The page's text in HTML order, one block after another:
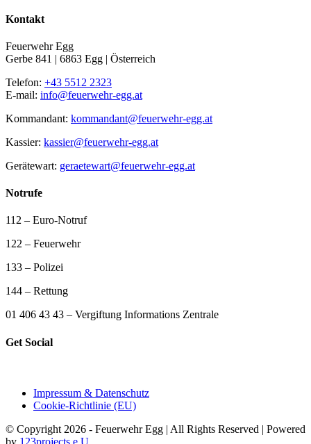
Kontakt
Feuerwehr Egg
Gerbe 841 | 6863 Egg | Österreich
Telefon: +43 5512 2323
E-mail: info@feuerwehr-egg.at
Kommandant: kommandant@feuerwehr-egg.at
Kassier: kassier@feuerwehr-egg.at
Gerätewart: geraetewart@feuerwehr-egg.at
Notrufe
112 – Euro-Notruf
122 – Feuerwehr
133 – Polizei
144 – Rettung
01 406 43 43 – Vergiftung Informations Zentrale
Get Social
Impressum & Datenschutz
Cookie-Richtlinie (EU)
© Copyright 2026 - Feuerwehr Egg | All Rights Reserved | Powered
by 123projects e.U.